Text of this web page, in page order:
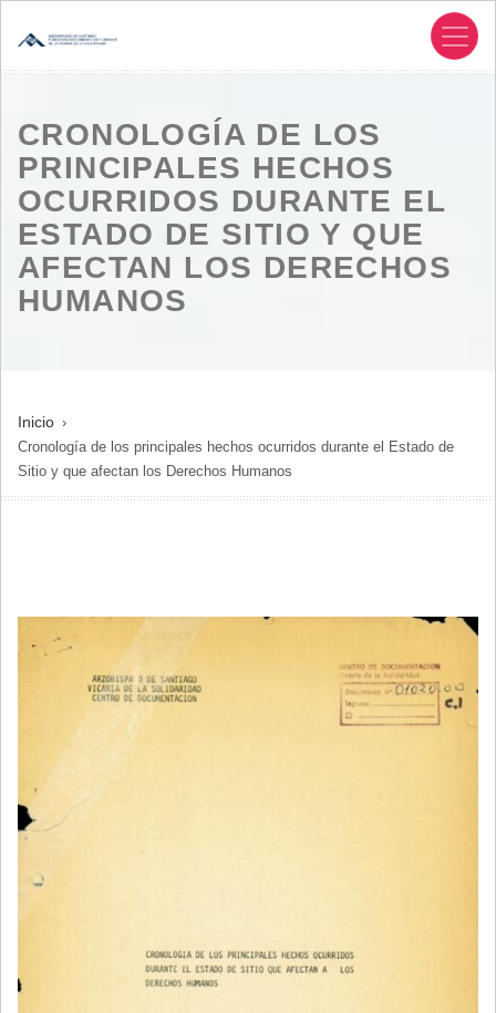
CRONOLOGÍA DE LOS
PRINCIPALES HECHOS
OCURRIDOS DURANTE EL
ESTADO DE SITIO Y QUE
AFECTAN LOS DERECHOS
HUMANOS
SOBRESCRIBIR
ENLACES
DE
Inicio
Cronología de los principales hechos ocurridos durante el Estado de
Sitio y que afectan los Derechos Humanos